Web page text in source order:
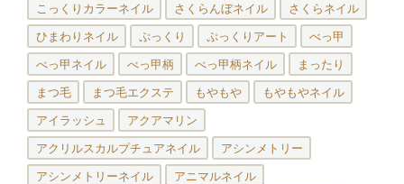
こっくりカラーネイル さくらんぼネイル さくらネイル
ひまわりネイル ぷっくり ぷっくりアート べっ甲
べっ甲ネイル べっ甲柄 べっ甲柄ネイル まったり
まつ毛 まつ毛エクステ もやもや もやもやネイル
アイラッシュ アクアマリン
アクリルスカルプチュアネイル アシンメトリー
アシンメトリーネイル アニマルネイル